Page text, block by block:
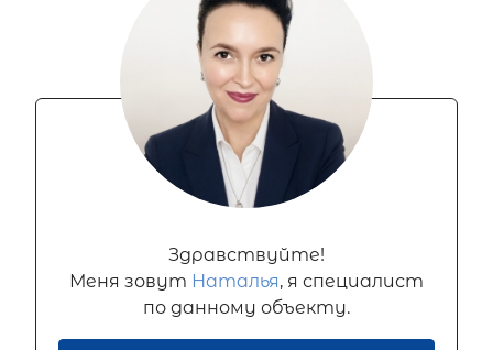
Здравствуйте!
Меня зовут Наталья, я специалист
по данному объекту.